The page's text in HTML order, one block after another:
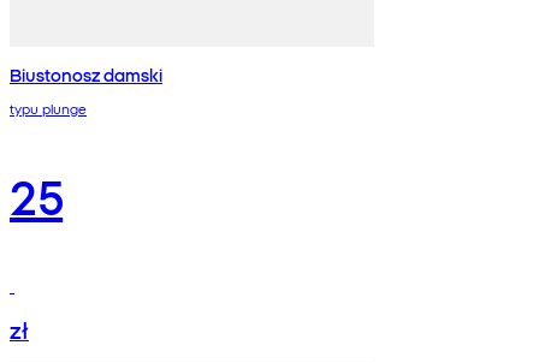
Biustonosz damski
typu plunge
25
zł